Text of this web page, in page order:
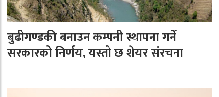
बुढीगण्डकी बनाउन कम्पनी स्थापना गर्ने
सरकारको निर्णय, यस्तो छ शेयर संरचना